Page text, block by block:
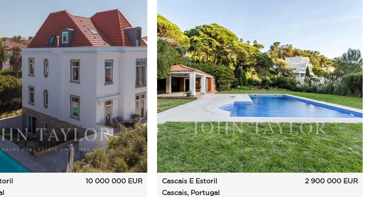
10 000 000 EUR
Cascais E Estoril
Cascais, Portugal
2 900 000 EUR